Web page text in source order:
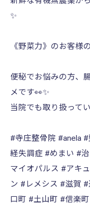
✨
《野菜力》のお客様
便秘でお悩みの方、
メです👀✨️
当院でも取り扱ってい
#寺庄整骨院 #anela
経失調症 #めまい #
マイオパルス #アキ
ン #レメシス #滋賀
口町 #土山町 #信楽